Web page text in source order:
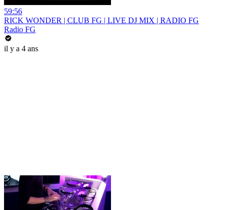
59:56
RICK WONDER | CLUB FG | LIVE DJ MIX | RADIO FG
Radio FG
il y a 4 ans